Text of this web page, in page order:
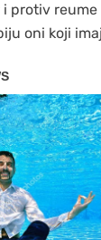
i protiv
oni koji